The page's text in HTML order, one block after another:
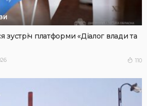
зустріч платформи «Діалог влади та
110